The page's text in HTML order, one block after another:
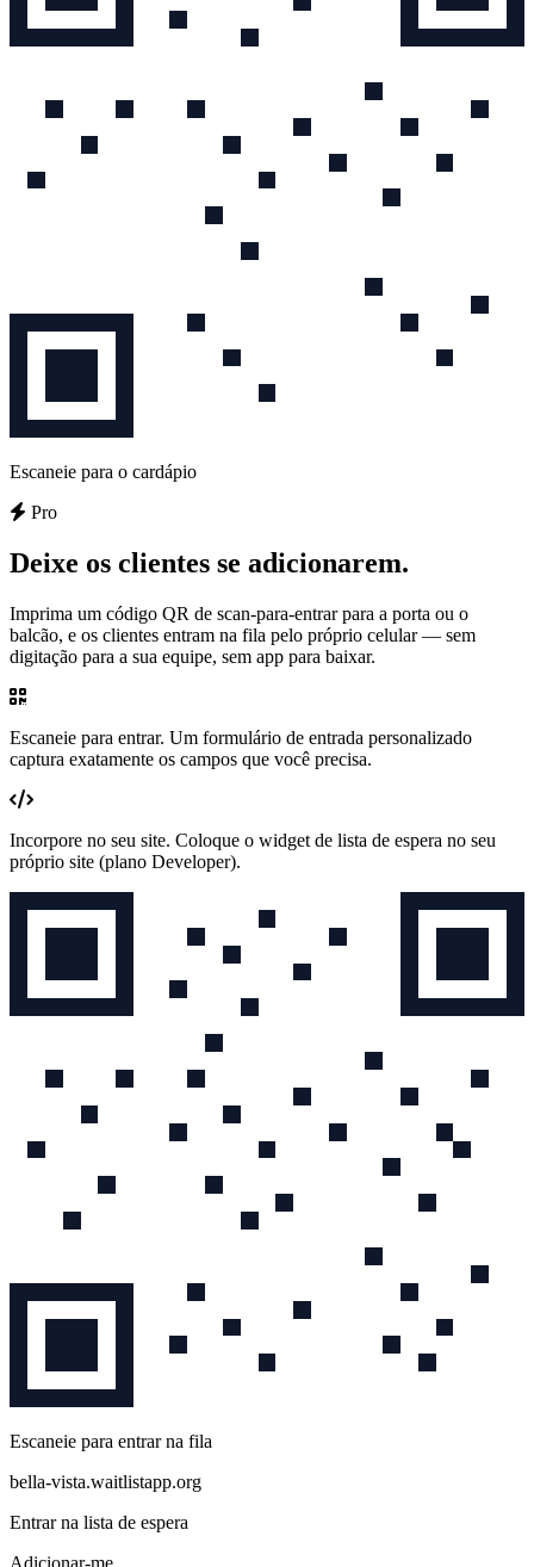
Escaneie para o cardápio
Pro
Deixe os clientes se adicionarem.
Imprima um código QR de scan-para-entrar para a porta ou o
balcão, e os clientes entram na fila pelo próprio celular — sem
digitação para a sua equipe, sem app para baixar.
Escaneie para entrar. Um formulário de entrada personalizado
captura exatamente os campos que você precisa.
Incorpore no seu site. Coloque o widget de lista de espera no seu
próprio site (plano Developer).
Escaneie para entrar na fila
bella-vista.waitlistapp.org
Entrar na lista de espera
Adicionar-me